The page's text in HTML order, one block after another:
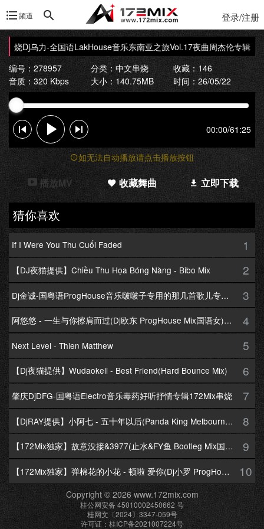
频道 登录/注册
烧Dj乌力-全国语LakHouse音乐东南亚之旅Vol.17夜曲周杰伦专辑
编号：278957
分类：中文串烧
收藏：146
音质：320 Kbps
大小：140.75MB 时间：26/05/22
00:00/61:25
如无法自动播放请点击播放按钮
播放MV 收藏舞曲 立即下载
猜你喜欢
If I Were You Thu Cuối Faded 1
【DJ夜猫提供】Chiều Thu Họa Bóng Nàng - Bibo Mix 2
Dj金诚-国粤语ProgHouse音乐啵啵子专用的那几首歌儿专辑172Mix串烧 3
阿悠悠 - 一生与你擦肩而过(Dj欧东 ProgHouse Mix国语女)Dj小耀修改 4
Next Level - Thien Matthew 5
【Dj夜猫提供】Wudaokeli - Best Friend(Hard Bounce Mix) 6
肇庆DjDFG-国粤语Electro音乐毒药好听抒情专辑172Mix串烧 7
【DjRAY提供】小阿七 - 五十年以后(Panda King Melbourne Mix国语女) 8
【172Mix独家】故意没接&3977(止水&FY鱼 Bootleg Mix国语男) 9
【172Mix独家】弹棉花的小花 - 顿啦 爱你(Dj小罗 ProgHouse Mix国语女)v2 10
Copyright © 2026 www.172mix.com
桂公网安备 45010002450662 号
桂网文〔2024〕3347-059号
许可证：桂ICP备2021007224号